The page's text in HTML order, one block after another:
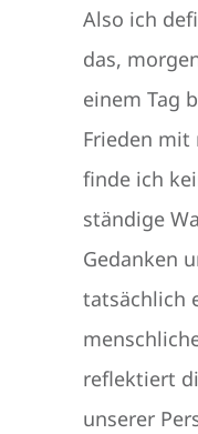
Also ich
das,
einem Tag
Frieden mit
finde ich
ständige
Gedanken
tatsächlich
reflektiert
unserer